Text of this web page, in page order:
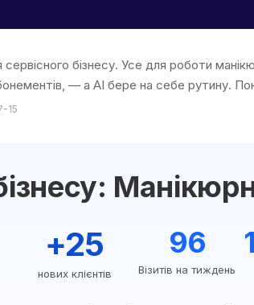
бізнесу. Усе для роботи
— а AI бере на себе рутину.
15
+25
нових клієнтів
96
Візитів на тиждень